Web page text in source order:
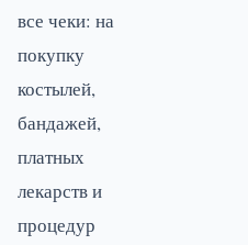
все чеки: на
покупку
костылей,
бандажей,
платных
лекарств и
процедур